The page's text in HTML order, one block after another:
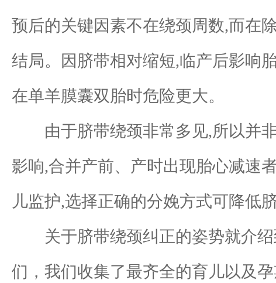
预后的关键因素不在绕颈周数,而在
结局。因脐带相对缩短,临产后影响
在单羊膜囊双胎时危险更大。
由于脐带绕颈非常多见,所以并非
影响,合并产前、产时出现胎心减速
儿监护,选择正确的分娩方式可降低
关于脐带绕颈纠正的姿势就介绍
们，我们收集了最齐全的育儿以及孕